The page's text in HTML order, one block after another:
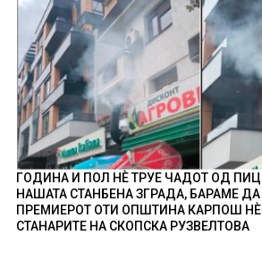
ГОДИНА И ПОЛ НÈ ТРУЕ ЧАДОТ ОД
НАШАТА СТАНБЕНА ЗГРАДА, БАРАМЕ
ПРЕМИЕРОТ ОТИ ОПШТИНА КАРПОШ НÈ
СТАНАРИТЕ НА СКОПСКА РУЗВЕЛТОВА